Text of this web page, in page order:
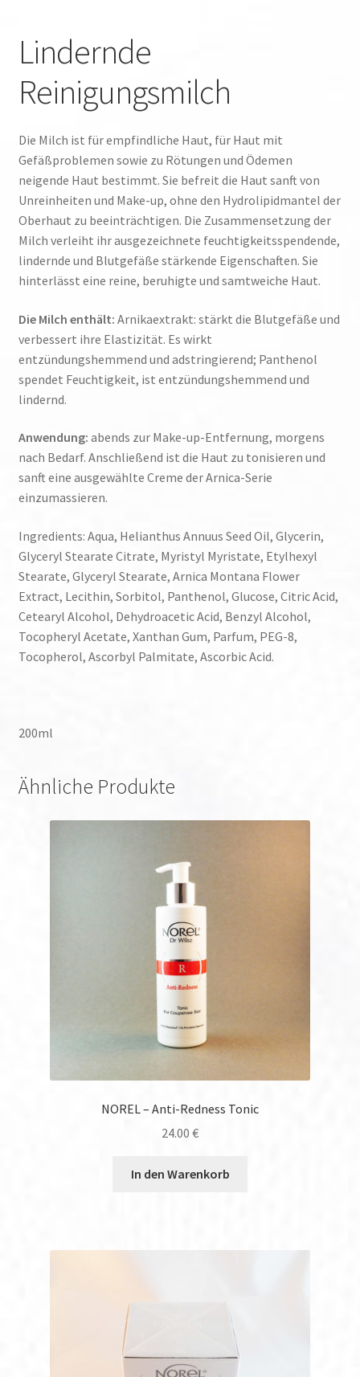
Lindernde
Reinigungsmilch
Die Milch ist für empfindliche Haut, für Haut mit
Gefäßproblemen sowie zu Rötungen und Ödemen
neigende Haut bestimmt. Sie befreit die Haut sanft von
Unreinheiten und Make-up, ohne den Hydrolipidmantel der
Oberhaut zu beeinträchtigen. Die Zusammensetzung der
Milch verleiht ihr ausgezeichnete feuchtigkeitsspendende,
lindernde und Blutgefäße stärkende Eigenschaften. Sie
hinterlässt eine reine, beruhigte und samtweiche Haut.
Die Milch enthält: Arnikaextrakt: stärkt die Blutgefäße und
verbessert ihre Elastizität. Es wirkt
entzündungshemmend und adstringierend; Panthenol
spendet Feuchtigkeit, ist entzündungshemmend und
lindernd.
Anwendung: abends zur Make-up-Entfernung, morgens
nach Bedarf. Anschließend ist die Haut zu tonisieren und
sanft eine ausgewählte Creme der Arnica-Serie
einzumassieren.
Ingredients: Aqua, Helianthus Annuus Seed Oil, Glycerin,
Glyceryl Stearate Citrate, Myristyl Myristate, Etylhexyl
Stearate, Glyceryl Stearate, Arnica Montana Flower
Extract, Lecithin, Sorbitol, Panthenol, Glucose, Citric Acid,
Cetearyl Alcohol, Dehydroacetic Acid, Benzyl Alcohol,
Tocopheryl Acetate, Xanthan Gum, Parfum, PEG-8,
Tocopherol, Ascorbyl Palmitate, Ascorbic Acid.
200ml
Ähnliche Produkte
NOREL – Anti-Redness Tonic
24.00 €
In den Warenkorb